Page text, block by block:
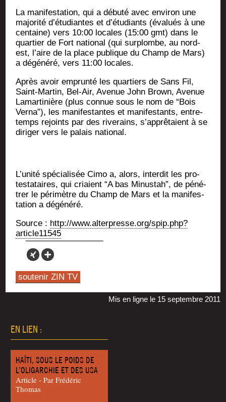
EN LIEN :
HAÏTI, SOUS LE POIDS DE
L’OLIGARCHIE ET DES USA
Article - Par Frédéric
Thomas
La mani­fes­ta­tion, qui a débu­té avec envi­ron une
majo­ri­té d’étudiantes et d’étudiants (éva­lués à une
cen­taine) vers 10:00 locales (15:00 gmt) dans le
quar­tier de Fort natio­nal (qui sur­plombe, au nord-
est, l’aire de la place publique du Champ de Mars)
a dégé­né­ré, vers 11:00 locales.
Après avoir emprun­té les quar­tiers de Sans Fil,
Saint-Mar­tin, Bel-Air, Ave­nue John Brown, Ave­nue
Lamar­ti­nière (plus connue sous le nom de “Bois
Ver­na”), les mani­fes­tantes et mani­fes­tants, entre-
temps rejoints par des rive­rains, s’apprêtaient à se
diri­ger vers le palais national.
L’unité spé­cia­li­sée Cimo a, alors, inter­dit les pro­
tes­ta­taires, qui criaient “A bas Minus­tah”, de péné­
trer le péri­mètre du Champ de Mars et la mani­fes­
ta­tion a dégénéré.
Source : http://www.alterpresse.org/spip.php?
article11545
soutenir ZIN TV
Mis en ligne le 15 septembre 2011